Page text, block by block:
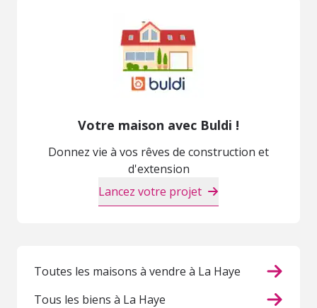
Votre maison avec Buldi !
Donnez vie à vos rêves de construction et
d'extension
Lancez votre projet
Toutes les maisons à vendre à La Haye
Tous les biens à La Haye